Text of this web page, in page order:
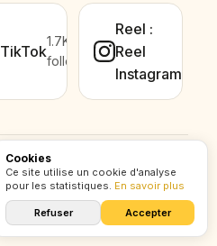
TikTok
1.7K
followers
Reel :
Reel
Instagram
CXZ.lol
Cookies
Ce site utilise un cookie d'analyse
pour les statistiques. En savoir plus
Refuser Accepter